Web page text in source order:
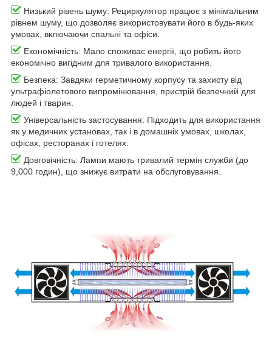
Низький рівень шуму: Рециркулятор працює з мінімальним
рівнем шуму, що дозволяє використовувати його в будь-яких
умовах, включаючи спальні та офіси.
Економічність: Мало споживає енергії, що робить його
економічно вигідним для тривалого використання.
Безпека: Завдяки герметичному корпусу та захисту від
ультрафіолетового випромінювання, пристрій безпечний для
людей і тварин.
Універсальність застосування: Підходить для використання
як у медичних установах, так і в домашніх умовах, школах,
офісах, ресторанах і готелях.
Довговічність: Лампи мають тривалий термін служби (до
9,000 годин), що знижує витрати на обслуговування.